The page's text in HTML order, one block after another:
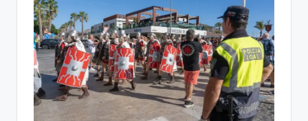
informa
Cartagena,
Cartagena,